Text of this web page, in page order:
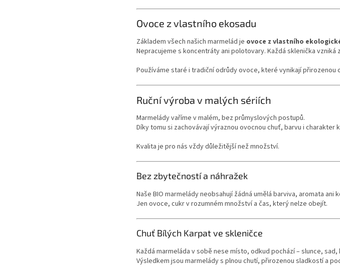
Ovoce z vlastního ekosadu
Základem všech našich marmelád je ovoce z vlastního
Nepracujeme s koncentráty ani polotovary. Každá sklenička
Používáme staré i tradiční odrůdy ovoce, které vynikají přirozenou
Ruční výroba v malých sériích
Marmelády vaříme v malém, bez průmyslových postupů.
Díky tomu si zachovávají výraznou ovocnou chuť, barvu i charakter
Kvalita je pro nás vždy důležitější než množství.
Bez zbytečností a náhražek
Naše BIO marmelády neobsahují žádná umělá barviva, aromata ani
Jen ovoce, cukr v rozumném množství a čas, který nelze obejít.
Chuť Bílých Karpat ve skleničce
Každá marmeláda v sobě nese místo, odkud pochází – slunce,
Výsledkem jsou marmelády s plnou chutí, přirozenou sladkostí a